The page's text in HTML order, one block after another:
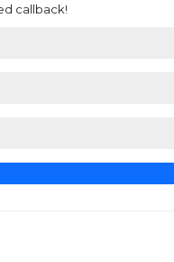
callback!